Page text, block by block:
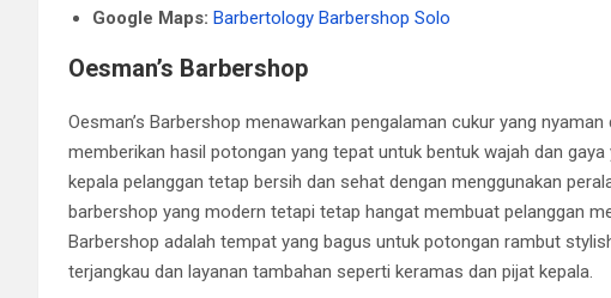
Google Maps: Barbertology Barbershop Solo
Oesman’s Barbershop
Oesman’s Barbershop menawarkan pengalaman cukur yang
memberikan hasil potongan yang tepat untuk bentuk wajah dan
kepala pelanggan tetap bersih dan sehat dengan menggunakan
barbershop yang modern tetapi tetap hangat membuat pelanggan
Barbershop adalah tempat yang bagus untuk potongan rambut
terjangkau dan layanan tambahan seperti keramas dan pijat kepala.